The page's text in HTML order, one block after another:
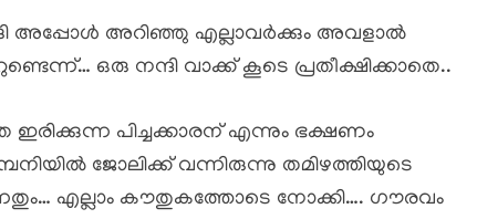
അപ്പോൾ അറിഞ്ഞു എല്ലാവർക്കും അവളാൽ
ഒരു നന്ദി വാക്ക് കൂടെ പ്രതീക്ഷിക്കാതെ..
പിച്ചക്കാരന് എന്നും ഭക്ഷണം
ജോലിക്ക് വന്നിരുന്നു തമിഴത്തിയുടെ
എല്ലാം കൗതുകത്തോടെ നോക്കി…. ഗൗരവം